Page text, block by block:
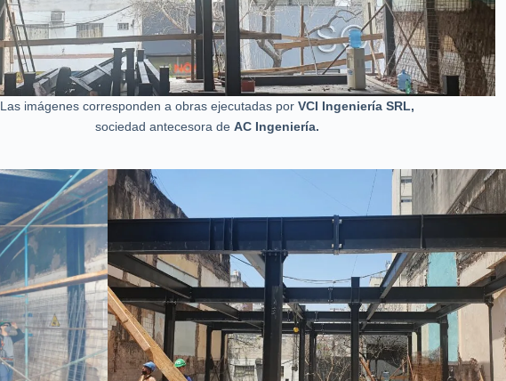
Las imágenes corresponden a obras ejecutadas por VCI Ingeniería SRL,
sociedad antecesora de AC Ingeniería.